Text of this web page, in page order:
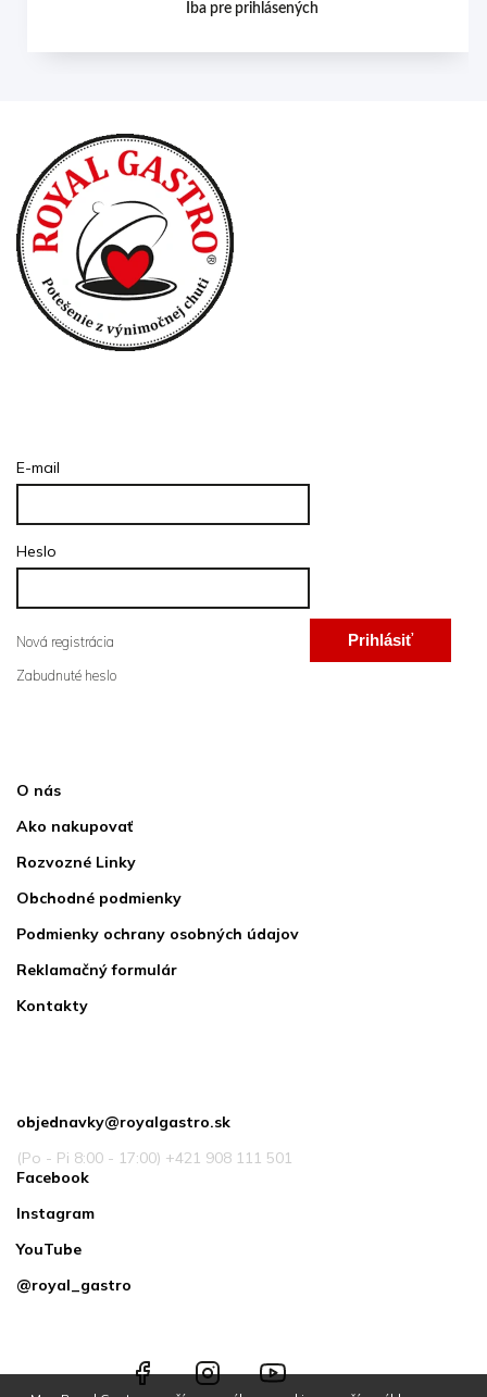
Iba pre prihlásených
E-mail
Heslo
Prihlásiť
Nová registrácia
Zabudnuté heslo
O nás
Ako nakupovať
Rozvozné Linky
Obchodné podmienky
Podmienky ochrany osobných údajov
Reklamačný formulár
Kontakty
objednavky@royalgastro.sk
(Po - Pi 8:00 - 17:00) +421 908 111 501
Facebook
Instagram
YouTube
@royal_gastro
FacebookInstagramYouTube@royal_gastro